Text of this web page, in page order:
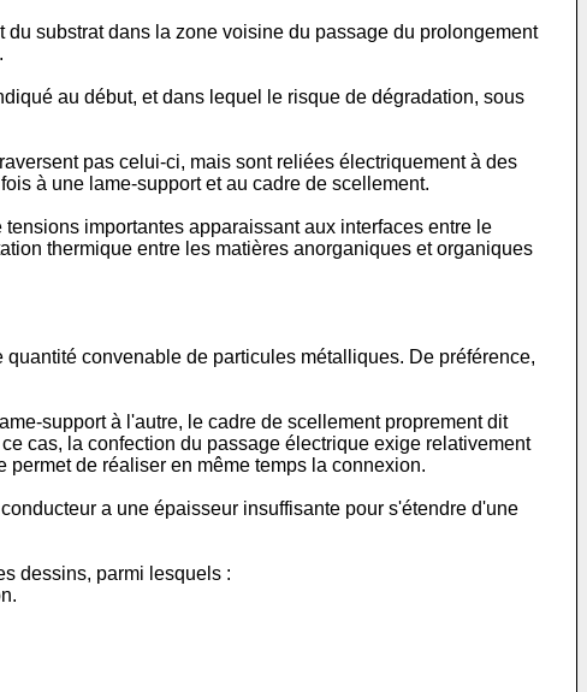
substrat dans la zone voisine du passage du prolongement
au début, et dans lequel le risque de dégradation, sous
pas celui-ci, mais sont reliées électriquement à des
à une lame-support et au cadre de scellement.
importantes apparaissant aux interfaces entre le
thermique entre les matières anorganiques et organiques
convenable de particules métalliques. De préférence,
support à l'autre, le cadre de scellement proprement dit
cas, la confection du passage électrique exige relativement
de réaliser en même temps la connexion.
a une épaisseur insuffisante pour s'étendre d'une
dessins, parmi lesquels :